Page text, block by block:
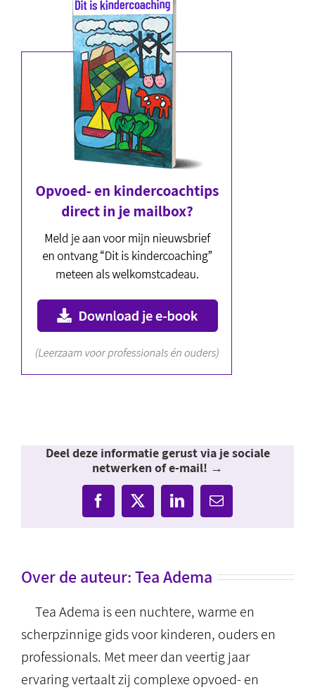
Deel deze informatie gerust via je sociale
netwerken of e-mail! →
Facebook
X LinkedIn
E-
mail
Over de auteur:Tea Adema
Tea Adema is een nuchtere, warme en
scherpzinnige gids voor kinderen, ouders en
professionals. Met meer dan veertig jaar
ervaring vertaalt zij complexe opvoed- en